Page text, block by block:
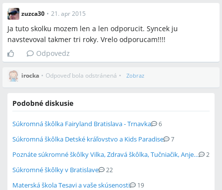
zuzca30 • 21. apr 2015
Ja tuto skolku mozem len a len odporucit. Syncek ju
navstevoval takmer tri roky. Vrelo odporucam!!!!
Odpovedz
irocka • Odpoveď bola odstránená • Zobraz
Podobné diskusie
Súkromná škôlka Fairyland Bratislava - Trnavka 6
Súkromná škôlka Detské kráľovstvo a Kids Paradise 7
Poznáte súkromné škôlky Vilka, Zdravá škôlka, Tučniačik, Anjelik? 2
Súkromné škôlky v Bratislave 22
Materská škola Tesavi a vaše skúsenosti 19